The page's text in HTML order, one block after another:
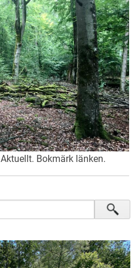
Aktuellt. Bokmärk länken.